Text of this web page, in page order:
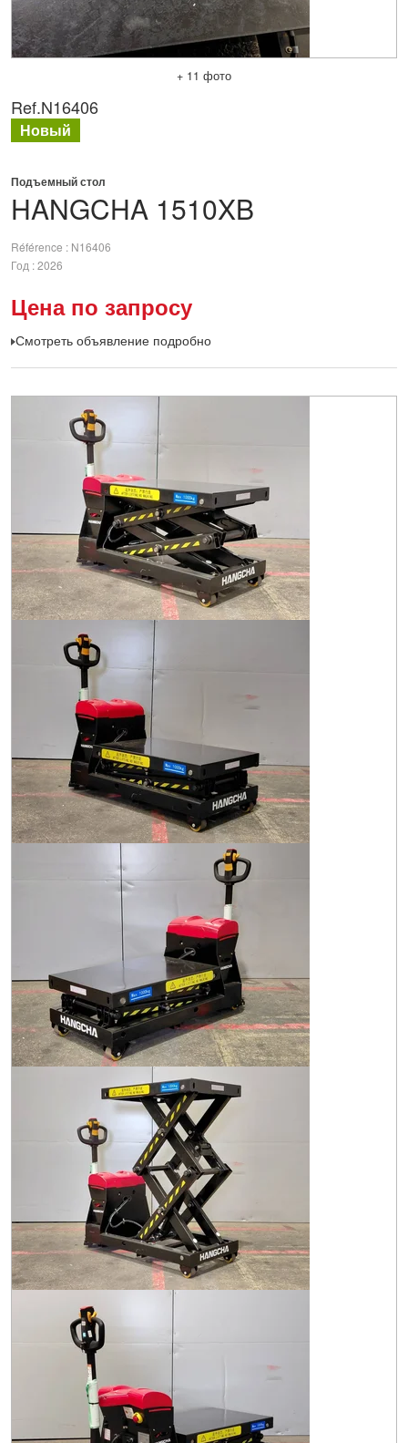
+ 11 фото
HANGCHA 1510XB
Подъемный стол
Référence
N16406
Год 2026
Цена по запросу
Смотреть объявление подробно
Ref.N16406
Новый